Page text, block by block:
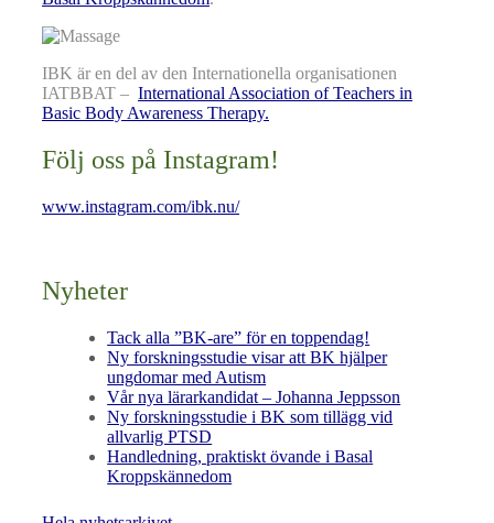
IBK är en del av den Internationella organisationen
IATBBAT – International Association of Teachers in
Basic Body Awareness Therapy.
Följ oss på Instagram!
www.instagram.com/ibk.nu/
Nyheter
Tack alla ”BK-are” för en toppendag!
Ny forskningsstudie visar att BK hjälper
ungdomar med Autism
Vår nya lärarkandidat – Johanna Jeppsson
Ny forskningsstudie i BK som tillägg vid
allvarlig PTSD
Handledning, praktiskt övande i Basal
Kroppskännedom